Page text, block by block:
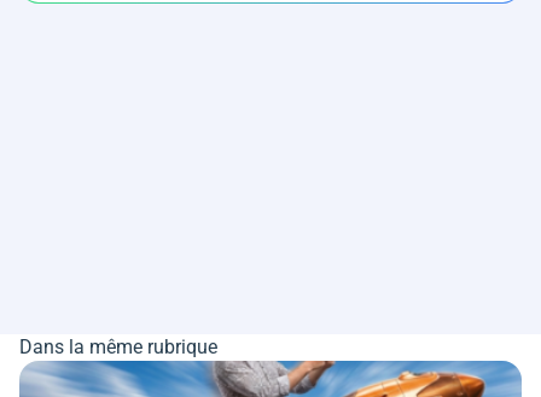
Dans la même rubrique